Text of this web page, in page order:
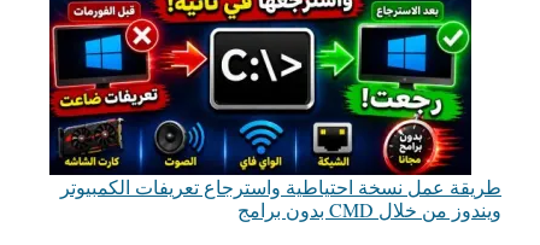
طريقة عمل نسخة احتياطية واسترجاع تعريفات الكمبيوتر
ويندوز من خلال CMD بدون برامج